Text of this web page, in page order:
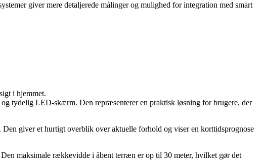
giver mere detaljerede målinger og mulighed for integration med smart
i hjemmet.
tydelig LED-skærm. Den repræsenterer en praktisk løsning for brugere, der
giver et hurtigt overblik over aktuelle forhold og viser en korttidsprognose
maksimale rækkevidde i åbent terræn er op til 30 meter, hvilket gør det